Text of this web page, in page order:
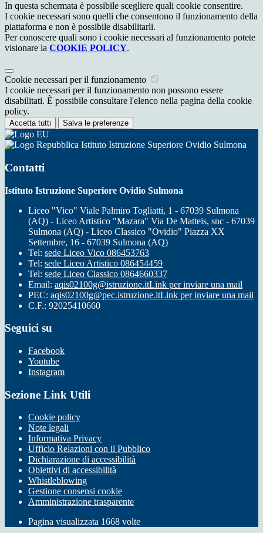
In questa schermata è possibile scegliere quali cookie consentire.
I cookie necessari sono quelli che consentono il funzionamento della
piattaforma e non è possibile disabilitarli.
Per conoscere quali sono i cookie necessari al funzionamento potete
visionare la COOKIE POLICY.
Cookie necessari per il funzionamento
I cookie necessari per il funzionamento non possono essere
disabilitati. È possibile consultare l'elenco nella pagina della cookie
policy.
Accetta tutti Salva le preferenze
Istituto Istruzione Superiore Ovidio Sulmona
Contatti
Istituto Istruzione Superiore Ovidio Sulmona
Liceo "Vico" Viale Palmiro Togliatti, 1 - 67039 Sulmona
(AQ) - Liceo Artistico "Mazara" Via De Matteis, snc - 67039
Sulmona (AQ) - Liceo Classico "Ovidio" Piazza XX
Settembre, 16 - 67039 Sulmona (AQ)
Tel: sede Liceo Vico 086453763
Tel: sede Liceo Artistico 086454459
Tel: sede Liceo Classico 0864660337
Email: aqis02100g@istruzione.itLink per inviare una mail
PEC: aqis02100g@pec.istruzione.itLink per inviare una mail
C.F.: 92025410660
Seguici su
Facebook
Youtube
Instagram
Sezione Link Utili
Cookie policy
Note legali
Informativa Privacy
Ufficio Relazioni con il Pubblico
Dichiarazione di accessibilità
Obiettivi di accessibilità
Whistleblowing
Gestione consensi cookie
Amministrazione trasparente
Pagina visualizzata 1668 volte